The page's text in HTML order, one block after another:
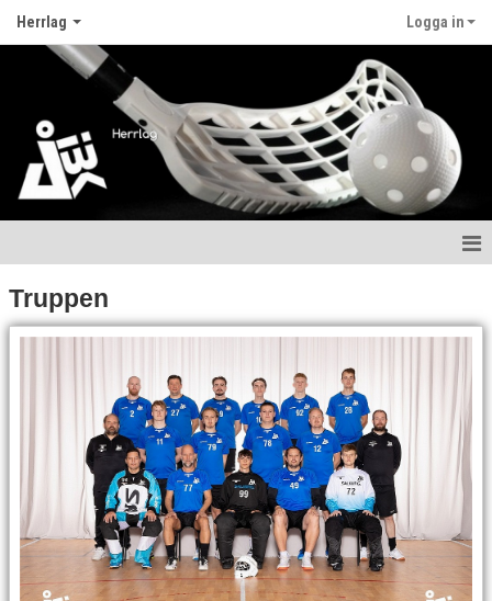
Herrlag Logga in
Nyheter
Bildgalleri
Dokument
Truppen